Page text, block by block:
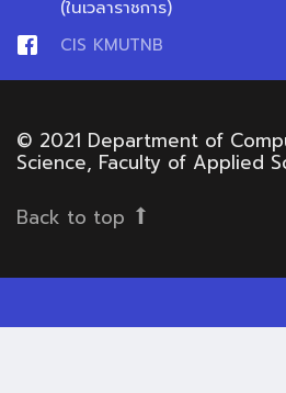
(ในเวลาราชการ)
CIS KMUTNB
© 2021 Department of
Science, Faculty of Applied
Back to top